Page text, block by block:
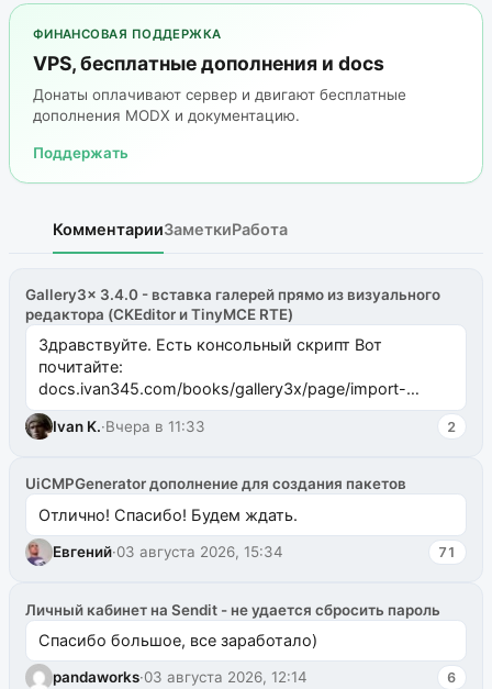
ФИНАНСОВАЯ ПОДДЕРЖКА
VPS, бесплатные дополнения и docs
Донаты оплачивают сервер и двигают бесплатные
дополнения MODX и документацию.
Поддержать
КомментарииЗаметкиРабота
Gallery3x 3.4.0 - вставка галерей прямо из визуального
редактора (CKEditor и TinyMCE RTE)
Здравствуйте. Есть консольный скрипт Вот
почитайте:
docs.ivan345.com/books/gallery3x/page/import-
ms2galleryphp
Ivan K.·Вчера в 11:33 2
UiCMPGenerator дополнение для создания пакетов
Отлично! Спасибо! Будем ждать.
Евгений·03 августа 2026, 15:34 71
Личный кабинет на Sendit - не удается сбросить пароль
Спасибо большое, все заработало)
pandaworks·03 августа 2026, 12:14 6